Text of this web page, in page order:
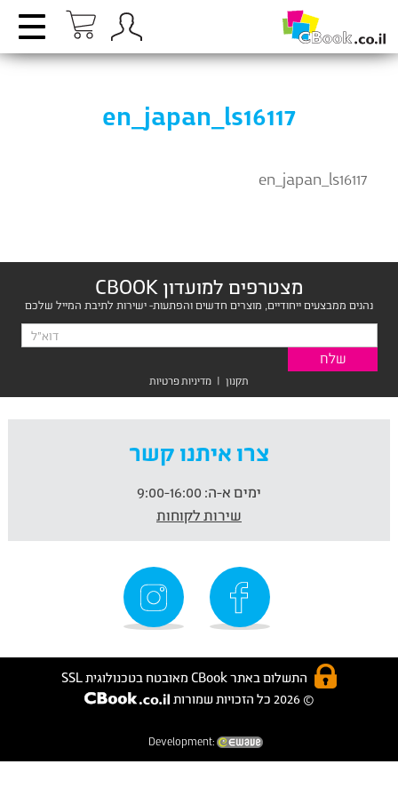
en_japan_ls16117
en_japan_ls16117
מצטרפים למועדון CBOOK
נהנים ממבצעים ייחודיים, מוצרים חדשים והפתעות- ישירות לתיבת המייל שלכם
תקנון | מדיניות פרטיות
צרו איתנו קשר
ימים א-ה:
שירות לקוחות
התשלום באתר CBook מאובטח בטכנולוגית SSL
© 2026 כל הזכויות שמורות
Development: